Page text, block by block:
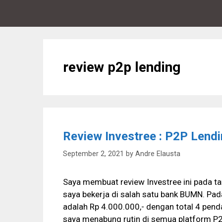
review p2p lending
Review Investree : P2P
September 2, 2021 by Andre Elausta
Saya membuat review Investree ini pada
saya bekerja di salah satu bank BUMN.
adalah Rp 4.000.000,- dengan total 4
saya menabung rutin di semua platform